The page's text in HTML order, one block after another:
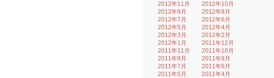
2012年11月
2012年10月
2012年9月
2012年8月
2012年7月
2012年6月
2012年5月
2012年4月
2012年3月
2012年2月
2012年1月
2011年12月
2011年11月
2011年10月
2011年9月
2011年8月
2011年7月
2011年6月
2011年5月
2011年4月